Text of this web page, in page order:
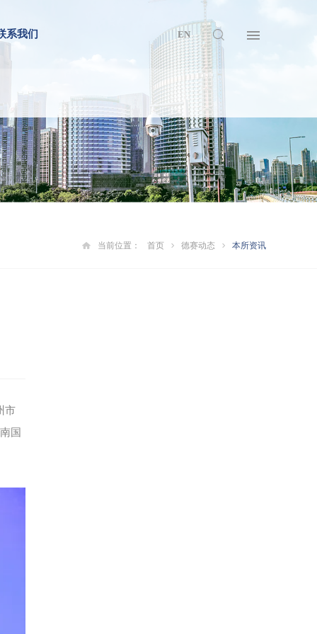
系我们 EN
当前位置： 首页 德赛动态 本所资讯
市
国